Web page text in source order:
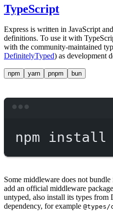
TypeScript
Express is written in JavaScript
definitions. To use it with
with the community-maintained
DefinitelyTyped) as development
npm yarn pnpm bun
npm install
Some middleware does not
add an official middleware
untyped, also install its types from
dependency, for example @types/